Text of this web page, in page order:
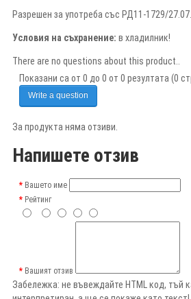
Разрешен за употреба със РД11-1729/
Условия на съхранение: в хладилник!
There are no questions about this product..
Показани са от 0 до 0 от 0 резултата (0
Write a question
За продукта няма отзиви.
Напишете отзив
Вашето име
Рейтинг
Вашият отзив
Забележка: не въвеждайте HTML код, тъй